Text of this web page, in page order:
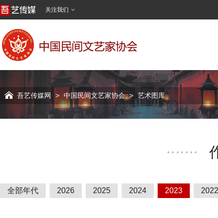
关注我们 
 吾艺传媒网 > 中国民间文艺家协会 > 艺术图库
全部年代 2026 2025 2024 2023 2022